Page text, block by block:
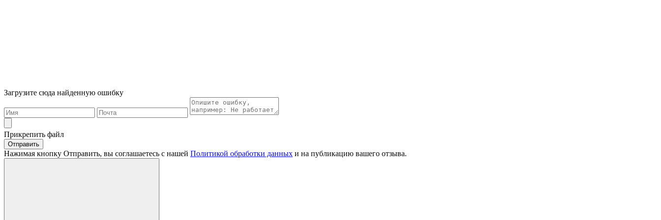
Загрузите сюда найденную ошибку
Прикрепить файл
Отправить
Нажимая кнопку Отправить, вы соглашаетесь с нашей Политикой обработки данных и на публикацию вашего отзыва.